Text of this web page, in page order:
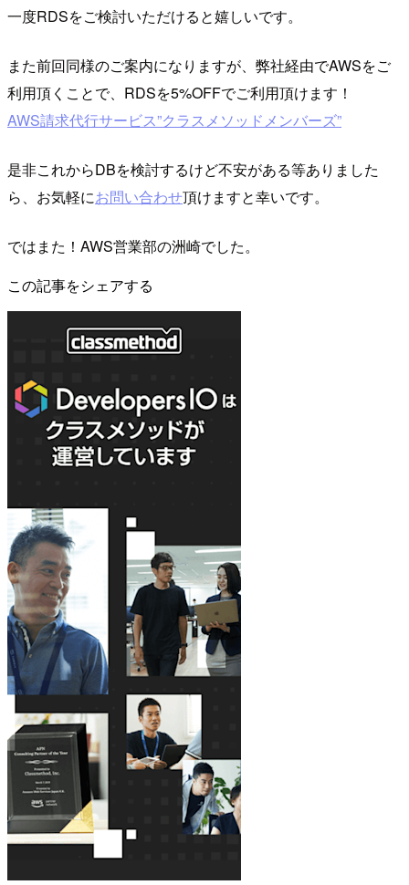
一度RDSをご検討いただけると嬉しいです。
また前回同様のご案内になりますが、弊社経由でAWSをご
利用頂くことで、RDSを5%OFFでご利用頂けます！
AWS請求代行サービス”クラスメソッドメンバーズ”
是非これからDBを検討するけど不安がある等ありました
ら、お気軽にお問い合わせ頂けますと幸いです。
ではまた！AWS営業部の洲崎でした。
この記事をシェアする